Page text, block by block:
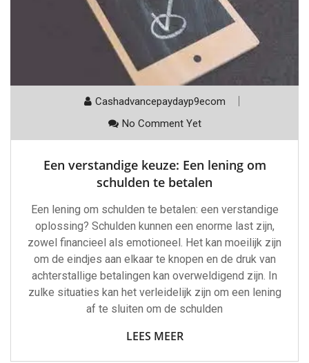
Cashadvancepaydayp9ecom
No Comment Yet
Een verstandige keuze: Een lening om
schulden te betalen
Een lening om schulden te betalen: een verstandige
oplossing? Schulden kunnen een enorme last zijn,
zowel financieel als emotioneel. Het kan moeilijk zijn
om de eindjes aan elkaar te knopen en de druk van
achterstallige betalingen kan overweldigend zijn. In
zulke situaties kan het verleidelijk zijn om een lening
af te sluiten om de schulden
LEES MEER